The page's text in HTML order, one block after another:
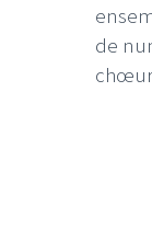
de